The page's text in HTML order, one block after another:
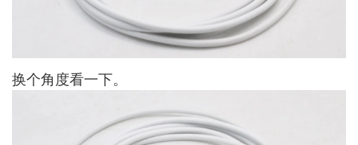
换个角度看一下。